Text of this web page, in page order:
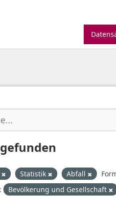
Statistik Abfall
Bevölkerung und Gesellschaft